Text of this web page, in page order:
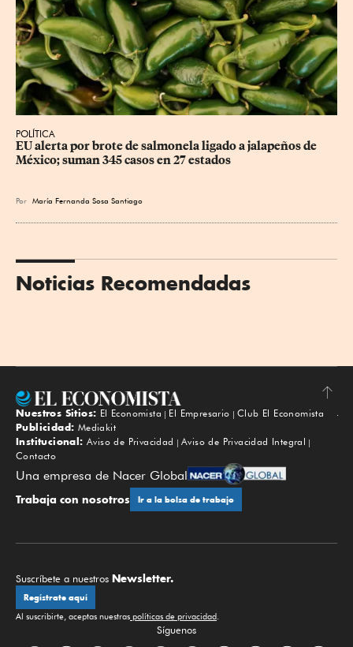
POLÍTICA
EU alerta por brote de salmonela ligado a jalapeños de
México; suman 345 casos en 27 estados
Por María Fernanda Sosa Santiago
Noticias Recomendadas
Subir
Nuestros Sitios: El Economista El Empresario
Club El Economista
Publicidad: Mediakit
Institucional: Aviso de Privacidad
Aviso de Privacidad Integral
Contacto
Una empresa de Nacer Global
Trabaja con nosotros Ir a la bolsa de trabajo
Suscríbete a nuestros Newsletter.
Regístrate aquí
Al suscribirte, aceptas nuestras políticas de privacidad.
Síguenos